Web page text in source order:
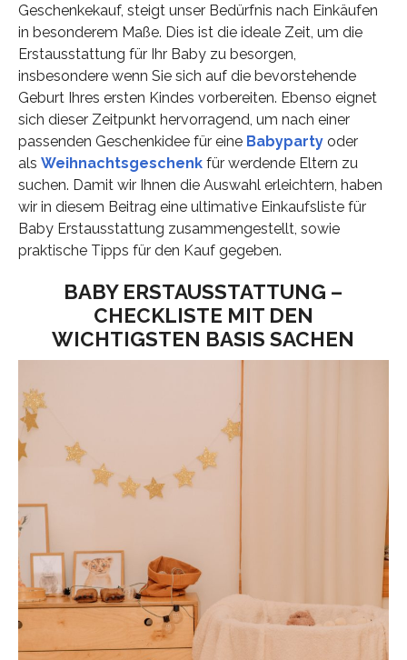
Geschenkekauf, steigt unser Bedürfnis nach Einkäufen
in besonderem Maße. Dies ist die ideale Zeit, um die
Erstausstattung für Ihr Baby zu besorgen,
insbesondere wenn Sie sich auf die bevorstehende
Geburt Ihres ersten Kindes vorbereiten. Ebenso eignet
sich dieser Zeitpunkt hervorragend, um nach einer
passenden Geschenkidee für eine Babypartyoder
als Weihnachtsgeschenkfür werdende Eltern zu
suchen. Damit wir Ihnen die Auswahl erleichtern, haben
wir in diesem Beitrag eine ultimative Einkaufsliste für
Baby Erstausstattung zusammengestellt, sowie
praktische Tipps für den Kauf gegeben.
BABY ERSTAUSSTATTUNG –
CHECKLISTE MIT DEN
WICHTIGSTEN BASIS SACHEN